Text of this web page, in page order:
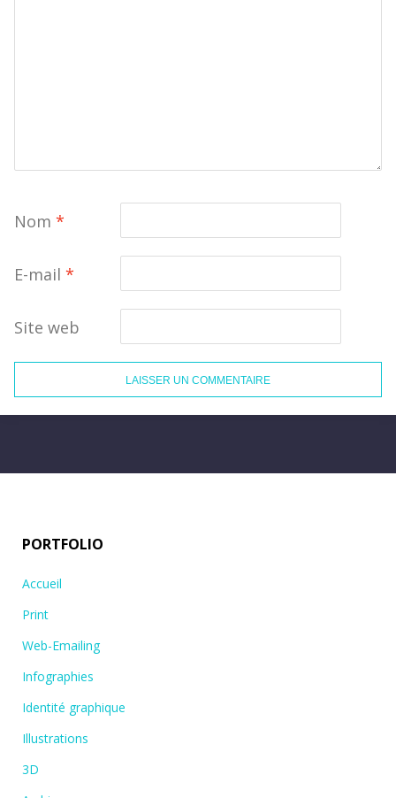
Nom *
E-mail *
Site web
PORTFOLIO
Accueil
Print
Web-Emailing
Infographies
Identité graphique
Illustrations
3D